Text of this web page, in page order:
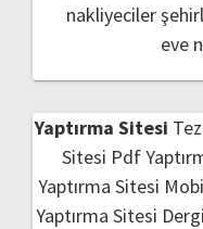
nakliyeciler
eve
Yaptırma Sitesi
Sitesi Pdf
Yaptırma Sitesi
Yaptırma Sitesi